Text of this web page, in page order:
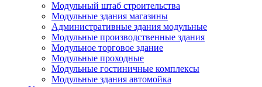
Модульный штаб строительства
Модульные здания магазины
Административные здания модульные
Модульные производственные здания
Модульное торговое здание
Модульные проходные
Модульные гостиничные комплексы
Модульные здания автомойка